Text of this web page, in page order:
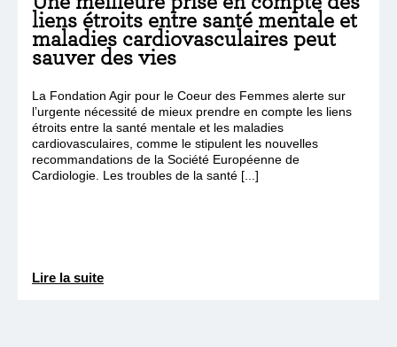
liens étroits entre santé mentale et
maladies cardiovasculaires peut
sauver des vies
La Fondation Agir pour le Coeur des Femmes alerte sur
l’urgente nécessité de mieux prendre en compte les liens
étroits entre la santé mentale et les maladies
cardiovasculaires, comme le stipulent les nouvelles
recommandations de la Société Européenne de
Cardiologie. Les troubles de la santé [...]
Lire la suite